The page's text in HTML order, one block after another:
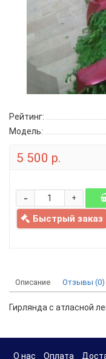
Рейтинг:
Модель:
5 500 р.
+
-
Быстрый заказ
Описание Отзывы (0)
Гирлянда с атласной
О нас Оплата